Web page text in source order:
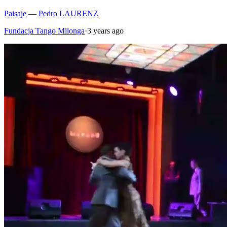
Paisaje — Pedro LAURENZ
Fundacja Tango Milonga·3 years ago